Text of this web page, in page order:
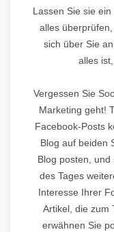
Lassen Sie sie
alles
sich über Sie
alles
Vergessen Sie
Marketing geht!
Facebook-Posts
Blog auf beiden
Blog posten, und
des Tages
Interesse Ihrer
Artikel, die zum
erwähnen Sie